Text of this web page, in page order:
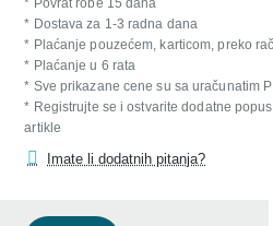
* Povrat robe 15 dana
* Dostava za 1-3 radna dana
* Plaćanje pouzećem, karticom, preko
* Plaćanje u 6 rata
* Sve prikazane cene su sa uračunatim
* Registrujte se i ostvarite dodatne
artikle
Imate li dodatnih pitanja?